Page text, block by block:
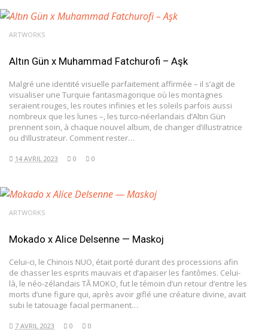
ARTWORKS
Altın Gün x Muhammad Fatchurofi – Aşk
Malgré une identité visuelle parfaitement affirmée – il s’agit de
visualiser une Turquie fantasmagorique où les montagnes
seraient rouges, les routes infinies et les soleils parfois aussi
nombreux que les lunes –, les turco-néerlandais d’Altın Gün
prennent soin, à chaque nouvel album, de changer d’illustratrice
ou d’illustrateur. Comment rester…
14 AVRIL 2023 0 0
ARTWORKS
Mokado x Alice Delsenne — Maskoj
Celui-ci, le Chinois NUO, était porté durant des processions afin
de chasser les esprits mauvais et d’apaiser les fantômes. Celui-
là, le néo-zélandais TĀ MOKO, fut le témoin d’un retour d’entre les
morts d’une figure qui, après avoir giflé une créature divine, avait
subi le tatouage facial permanent…
7 AVRIL 2023 0 0